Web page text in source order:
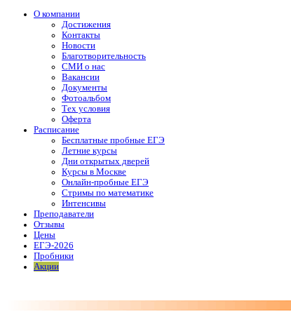
О компании
Достижения
Контакты
Новости
Благотворительность
СМИ о нас
Вакансии
Документы
Фотоальбом
Тех условия
Оферта
Расписание
Бесплатные пробные ЕГЭ
Летние курсы
Дни открытых дверей
Курсы в Москве
Онлайн-пробные ЕГЭ
Стримы по математике
Интенсивы
Преподаватели
Отзывы
Цены
ЕГЭ-2026
Пробники
Акции